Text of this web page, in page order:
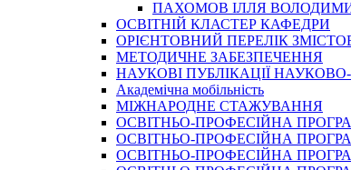
ПАХОМОВ ІЛЛЯ
ОСВІТНІЙ КЛАСТЕР КАФЕДРИ
ОРІЄНТОВНИЙ ПЕРЕЛІК
МЕТОДИЧНЕ ЗАБЕЗПЕЧЕННЯ
НАУКОВІ ПУБЛІКАЦІЇ
Академічна мобільність
МІЖНАРОДНЕ СТАЖУВАННЯ
ОСВІТНЬО-ПРОФЕСІЙНА
ОСВІТНЬО-ПРОФЕСІЙНА
ОСВІТНЬО-ПРОФЕСІЙНА